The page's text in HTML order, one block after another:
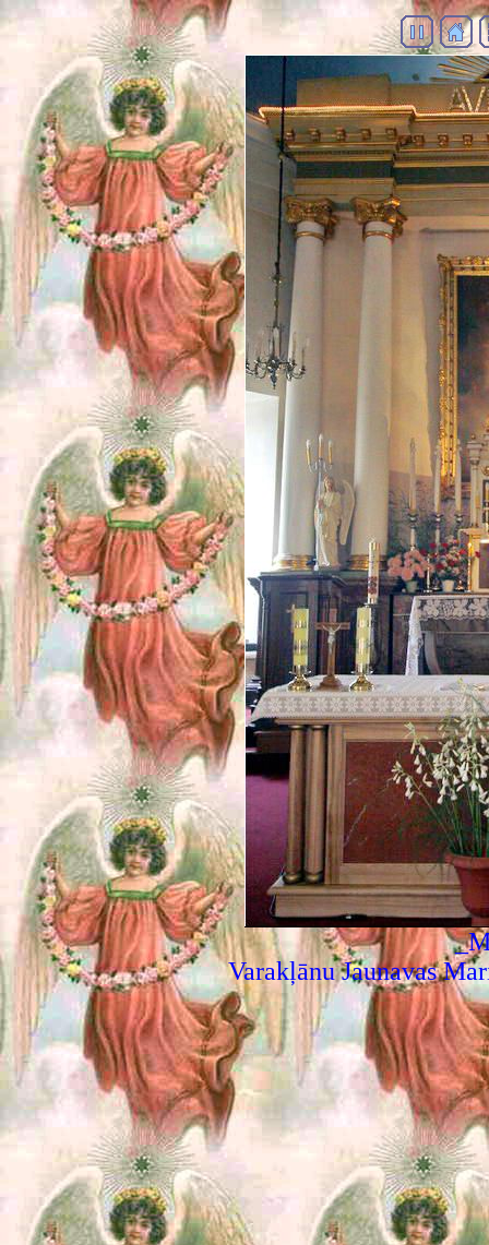
Varakļānu Jaunavas